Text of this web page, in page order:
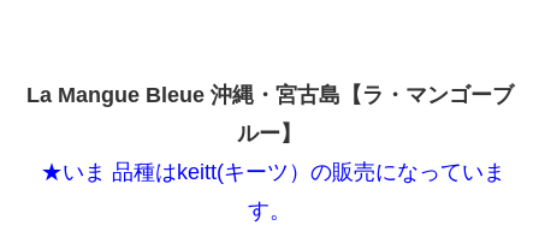
La Mangue Bleue 沖縄・宮古島【ラ・マンゴーブ
ルー】
★いま 品種はkeitt(キーツ）の販売になっていま
す。